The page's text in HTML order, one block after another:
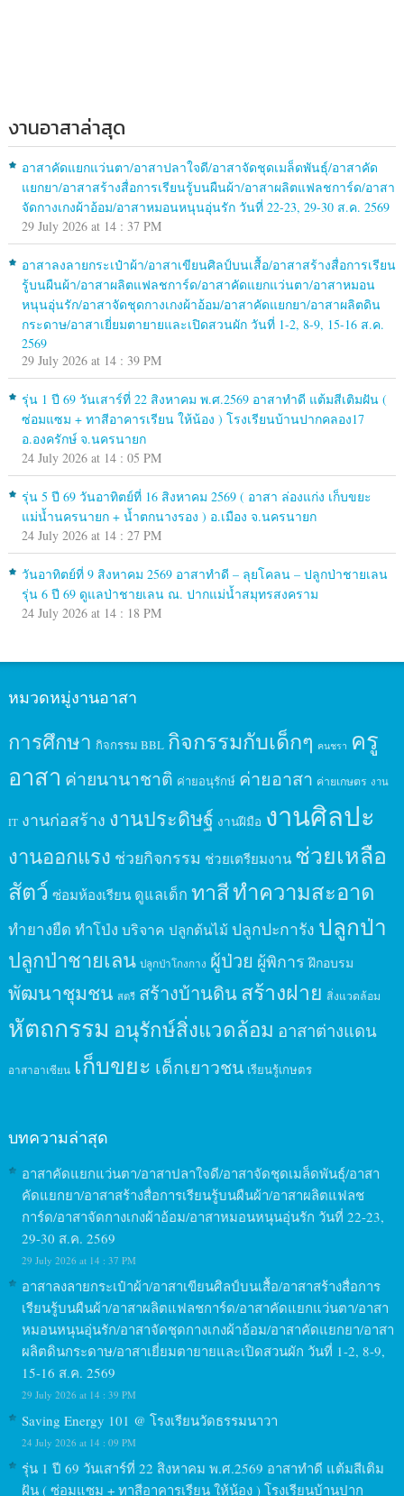
งานอาสาล่าสุด
อาสาคัดแยกแว่นตา/อาสาปลาใจดี/อาสาจัดชุดเมล็ดพันธุ์/อาสาคัด
แยกยา/อาสาสร้างสื่อการเรียนรู้บนผืนผ้า/อาสาผลิตแฟลชการ์ด/อาสา
จัดกางเกงผ้าอ้อม/อาสาหมอนหนุนอุ่นรัก วันที่ 22-23, 29-30 ส.ค. 2569
29 July 2026 at 14 : 37 PM
อาสาลงลายกระเป๋าผ้า/อาสาเขียนศิลป์บนเสื้อ/อาสาสร้างสื่อการเรียน
รู้บนผืนผ้า/อาสาผลิตแฟลชการ์ด/อาสาคัดแยกแว่นตา/อาสาหมอน
หนุนอุ่นรัก/อาสาจัดชุดกางเกงผ้าอ้อม/อาสาคัดแยกยา/อาสาผลิตดิน
กระดาษ/อาสาเยี่ยมตายายและเปิดสวนผัก วันที่ 1-2, 8-9, 15-16 ส.ค.
2569
29 July 2026 at 14 : 39 PM
รุ่น 1 ปี 69 วันเสาร์ที่ 22 สิงหาคม พ.ศ.2569 อาสาทำดี แต้มสีเติมฝัน (
ซ่อมแซม + ทาสีอาคารเรียน ให้น้อง ) โรงเรียนบ้านปากคลอง17
อ.องครักษ์ จ.นครนายก
24 July 2026 at 14 : 05 PM
รุ่น 5 ปี 69 วันอาทิตย์ที่ 16 สิงหาคม 2569 ( อาสา ล่องแก่ง เก็บขยะ
แม่น้ำนครนายก + น้ำตกนางรอง ) อ.เมือง จ.นครนายก
24 July 2026 at 14 : 27 PM
วันอาทิตย์ที่ 9 สิงหาคม 2569 อาสาทำดี – ลุยโคลน – ปลูกป่าชายเลน
รุ่น 6 ปี 69 ดูแลป่าชายเลน ณ. ปากแม่น้ำสมุทรสงคราม
24 July 2026 at 14 : 18 PM
หมวดหมู่งานอาสา
การศึกษา กิจกรรม BBL กิจกรรมกับเด็กๆ คนชรา ครู
อาสา ค่ายนานาชาติ ค่ายอนุรักษ์ ค่ายอาสา ค่ายเกษตร งาน
IT งานก่อสร้าง งานประดิษฐ์ งานฝีมือ งานศิลปะ
งานออกแรง ช่วยกิจกรรม ช่วยเตรียมงาน ช่วยเหลือ
สัตว์ ซ่อมห้องเรียน ดูแลเด็ก ทาสีทำความสะอาด
ทำยางยืด ทำโป่ง บริจาค ปลูกต้นไม้ ปลูกปะการัง ปลูกป่า
ปลูกป่าชายเลน ปลูกป่าโกงกาง ผู้ป่วย ผู้พิการ ฝึกอบรม
พัฒนาชุมชน สตรี สร้างบ้านดินสร้างฝาย สิ่งแวดล้อม
หัตถกรรม อนุรักษ์สิ่งแวดล้อม อาสาต่างแดน
อาสาอาเซียน เก็บขยะ เด็กเยาวชน เรียนรู้เกษตร
บทความล่าสุด
อาสาคัดแยกแว่นตา/อาสาปลาใจดี/อาสาจัดชุดเมล็ดพันธุ์/อาสา
คัดแยกยา/อาสาสร้างสื่อการเรียนรู้บนผืนผ้า/อาสาผลิตแฟลช
การ์ด/อาสาจัดกางเกงผ้าอ้อม/อาสาหมอนหนุนอุ่นรัก วันที่ 22-23,
29-30 ส.ค. 2569
29 July 2026 at 14 : 37 PM
อาสาลงลายกระเป๋าผ้า/อาสาเขียนศิลป์บนเสื้อ/อาสาสร้างสื่อการ
เรียนรู้บนผืนผ้า/อาสาผลิตแฟลชการ์ด/อาสาคัดแยกแว่นตา/อาสา
หมอนหนุนอุ่นรัก/อาสาจัดชุดกางเกงผ้าอ้อม/อาสาคัดแยกยา/อาสา
ผลิตดินกระดาษ/อาสาเยี่ยมตายายและเปิดสวนผัก วันที่ 1-2, 8-9,
15-16 ส.ค. 2569
29 July 2026 at 14 : 39 PM
Saving Energy 101 @ โรงเรียนวัดธรรมนาวา
24 July 2026 at 14 : 09 PM
รุ่น 1 ปี 69 วันเสาร์ที่ 22 สิงหาคม พ.ศ.2569 อาสาทำดี แต้มสีเติม
ฝัน ( ซ่อมแซม + ทาสีอาคารเรียน ให้น้อง ) โรงเรียนบ้านปาก